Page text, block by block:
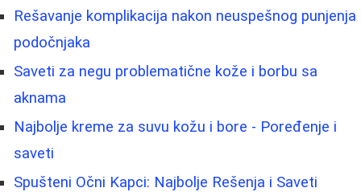
Rešavanje komplikacija nakon neuspešnog punjenja
podočnjaka
Saveti za negu problematične kože i borbu sa
aknama
Najbolje kreme za suvu kožu i bore - Poređenje i
saveti
Spušteni Očni Kapci: Najbolje Rešenja i Saveti